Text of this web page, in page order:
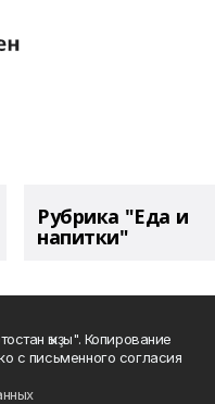
Рубрика "Еда и
напитки"
ҡыҙы". Копирование
с письменного согласия